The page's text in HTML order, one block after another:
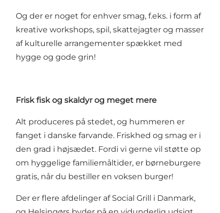
Og der er noget for enhver smag, f.eks. i form af
kreative workshops, spil, skattejagter og masser
af kulturelle arrangementer spækket med
hygge og gode grin!
Frisk fisk og skaldyr og meget mere
Alt produceres på stedet, og hummeren er
fanget i danske farvande. Friskhed og smag er i
den grad i højsædet. Fordi vi gerne vil støtte op
om hyggelige familiemåltider, er børneburgere
gratis, når du bestiller en voksen burger!
Der er flere afdelinger af Social Grill i Danmark,